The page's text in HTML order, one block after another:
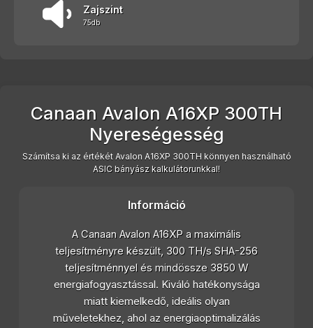
Zajszint
75db
Canaan Avalon A16XP 300TH
Nyereségesség
Számítsa ki az értékét Avalon A16XP 300TH könnyen használható
ASIC bányász kalkulátorunkkal!
Információ
A Canaan Avalon A16XP a maximális
teljesítményre készült, 300 TH/s SHA-256
teljesítménnyel és mindössze 3850 W
energiafogyasztással. Kiváló hatékonysága
miatt kiemelkedő, ideális olyan
műveletekhez, ahol az energiaoptimalizálás